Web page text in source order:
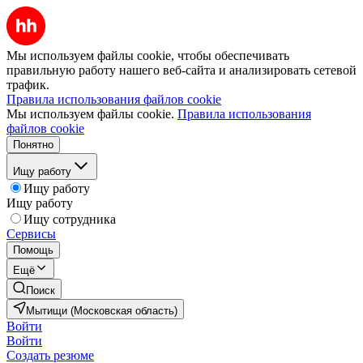
Мы используем файлы cookie, чтобы обеспечивать
правильную работу нашего веб-сайта и анализировать сетевой
трафик.
Правила использования файлов cookie
Мы используем файлы cookie. Правила использования
файлов cookie
Понятно
Ищу работу
Ищу работу
Ищу работу
Ищу сотрудника
Сервисы
Помощь
Ещё
Поиск
Мытищи (Московская область)
Войти
Войти
Создать резюме